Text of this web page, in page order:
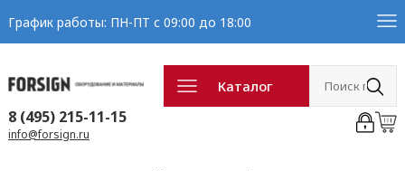
График работы: ПН-ПТ с 09:00 до 18:00
Каталог
8 (495) 215-11-15
info@forsign.ru